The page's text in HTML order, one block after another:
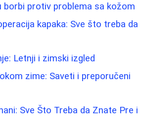
borbi protiv problema sa kožom
kapaka: Sve što treba da
Letnji i zimski izgled
zime: Saveti i preporučeni
Sve Što Treba da Znate Pre i